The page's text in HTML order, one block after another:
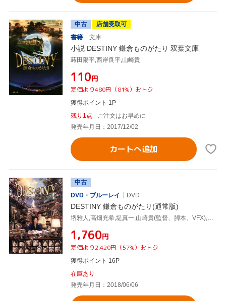
中古
店舗受取可
書籍
文庫
小説 DESTINY 鎌倉ものがたり 双葉文庫
蒔田陽平,西岸良平,山崎貴
¥110円
定価より480円（81%）おトク
獲得ポイント 1P
残り1点
ご注文はお早めに
発売年月日：2017/12/02
カートへ追加
中古
DVD・ブルーレイ
DVD
DESTINY 鎌倉ものがたり(通常版)
¥1,760円
定価より2,420円（57%）おトク
獲得ポイント 16P
在庫あり
発売年月日：2018/06/06